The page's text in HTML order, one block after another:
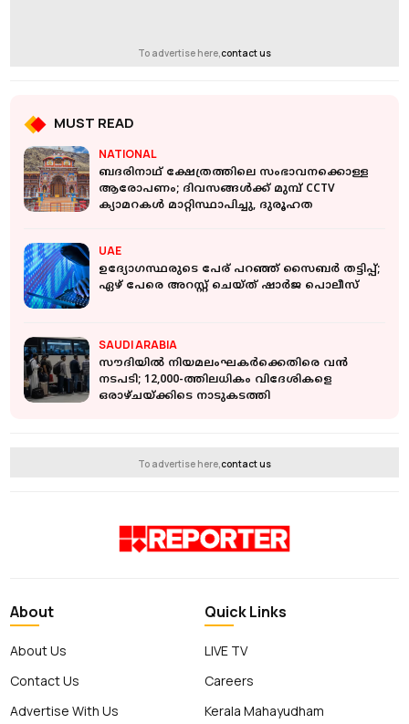
To advertise here,contact us
MUST READ
NATIONAL
ബദരിനാഥ് ക്ഷേത്രത്തിലെ സംഭാവനക്കൊള്ള
ആരോപണം; ദിവസങ്ങള്‍ക്ക് മുമ്പ് CCTV
ക്യാമറകള്‍ മാറ്റിസ്ഥാപിച്ചു, ദുരൂഹത
UAE
ഉദ്യോഗസ്ഥരുടെ പേര് പറഞ്ഞ് സൈബര്‍ തട്ടിപ്പ്;
ഏഴ് പേരെ അറസ്റ്റ് ചെയ്ത് ഷാര്‍ജ പൊലീസ്
SAUDI ARABIA
സൗദിയിൽ നിയമലംഘകർക്കെതിരെ വൻ
നടപടി; 12,000-ത്തിലധികം വിദേശികളെ
ഒരാഴ്ചയ്ക്കിടെ നാടുകടത്തി
To advertise here,contact us
About
About Us
Contact Us
Advertise With Us
Quick Links
LIVE TV
Careers
Kerala Mahayudham